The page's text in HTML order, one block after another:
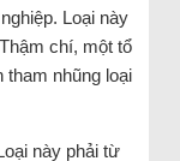
Loại này
chí, một tổ
tham nhũng loại
này phải từ